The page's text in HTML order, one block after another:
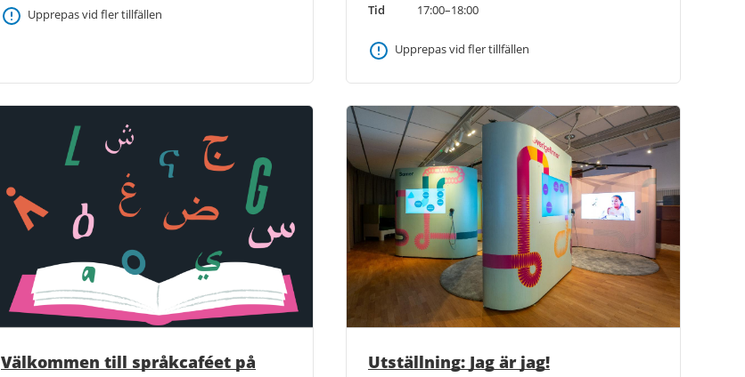
Upprepas vid fler tillfällen
Tid
17:00–18:00
Upprepas vid fler tillfällen
Välkommen till språkcaféet på
Utställning: Jag är jag!